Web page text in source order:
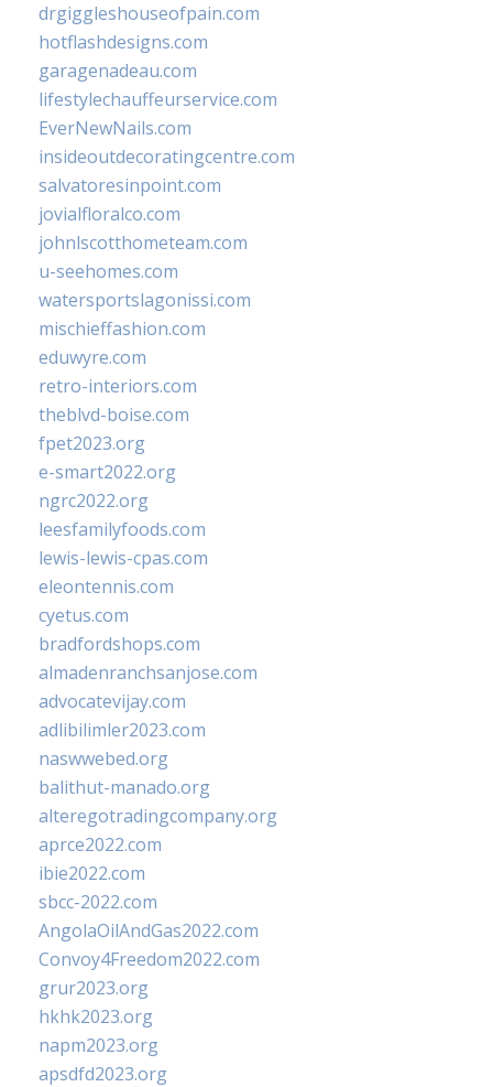
drgiggleshouseofpain.com
hotflashdesigns.com
garagenadeau.com
lifestylechauffeurservice.com
EverNewNails.com
insideoutdecoratingcentre.com
salvatoresinpoint.com
jovialfloralco.com
johnlscotthometeam.com
u-seehomes.com
watersportslagonissi.com
mischieffashion.com
eduwyre.com
retro-interiors.com
theblvd-boise.com
fpet2023.org
e-smart2022.org
ngrc2022.org
leesfamilyfoods.com
lewis-lewis-cpas.com
eleontennis.com
cyetus.com
bradfordshops.com
almadenranchsanjose.com
advocatevijay.com
adlibilimler2023.com
naswwebed.org
balithut-manado.org
alteregotradingcompany.org
aprce2022.com
ibie2022.com
sbcc-2022.com
AngolaOilAndGas2022.com
Convoy4Freedom2022.com
grur2023.org
hkhk2023.org
napm2023.org
apsdfd2023.org